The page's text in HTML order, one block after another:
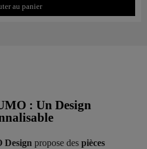
au panier
: Un Design
Design propose des pièces